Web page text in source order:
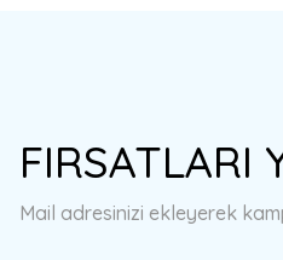
Ürün açıklamasında eksik
Ürün fiyatı diğer sitelerden daha
FIRSATLARI
Mail adresinizi ekleyerek